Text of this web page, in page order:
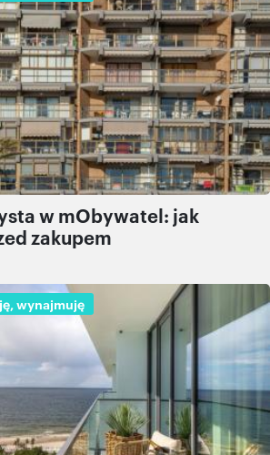
w mObywatel: jak
zakupem
wynajmuję